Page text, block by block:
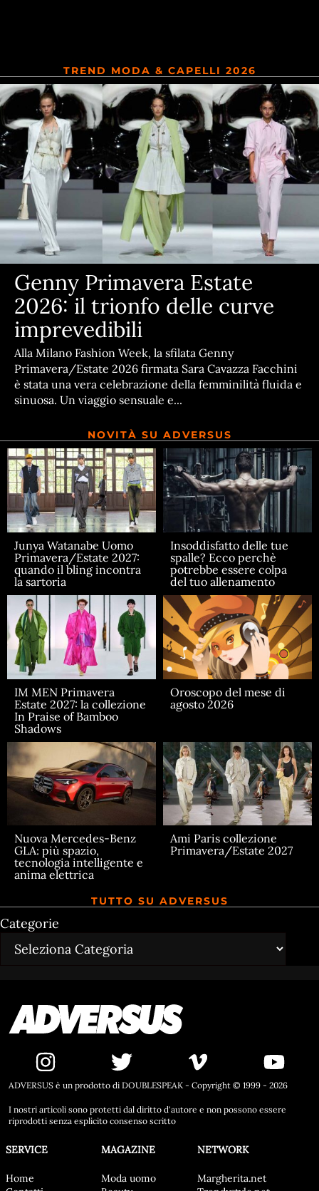
TREND MODA & CAPELLI 2026
Genny Primavera Estate
2026: il trionfo delle curve
imprevedibili
Alla Milano Fashion Week, la sfilata Genny
Primavera/Estate 2026 firmata Sara Cavazza Facchini
è stata una vera celebrazione della femminilità fluida e
sinuosa. Un viaggio sensuale e...
NOVITÀ SU ADVERSUS
Junya Watanabe Uomo
Primavera/Estate 2027:
quando il bling incontra
la sartoria
Insoddisfatto delle tue
spalle? Ecco perchè
potrebbe essere colpa
del tuo allenamento
IM MEN Primavera
Estate 2027: la collezione
In Praise of Bamboo
Shadows
Oroscopo del mese di
agosto 2026
Nuova Mercedes-Benz
GLA: più spazio,
tecnologia intelligente e
anima elettrica
Ami Paris collezione
Primavera/Estate 2027
TUTTO SU ADVERSUS
Categorie
ADVERSUS è un prodotto di DOUBLESPEAK - Copyright © 1999 - 2026
I nostri articoli sono protetti dal diritto d'autore e non possono essere
riprodotti senza esplicito consenso scritto
SERVICE
Home
MAGAZINE
Moda uomo
NETWORK
Margherita.net